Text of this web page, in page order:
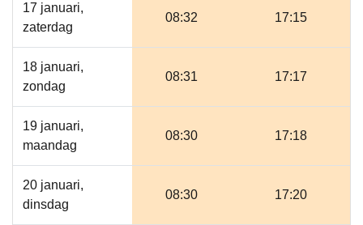
17 januari,
zaterdag
08:32 17:15
18 januari,
zondag
08:31 17:17
19 januari,
maandag
08:30 17:18
20 januari,
dinsdag
08:30 17:20